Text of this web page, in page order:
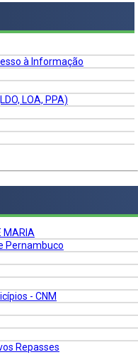
à Informação
LOA, PPA)
MARIA
Pernambuco
- CNM
Repasses